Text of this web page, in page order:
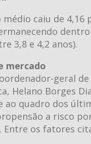
médio caiu de 4,16
3,8 e 4,2 anos).
mercado
geral
Helano Borges
ao quadro dos
a risco
Entre os fatores